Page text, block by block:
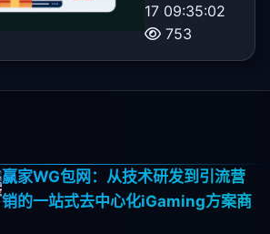
17 09:35:02
753
赢家WG包网：从技术研发到引流营
销的一站式去中心化iGaming方案商